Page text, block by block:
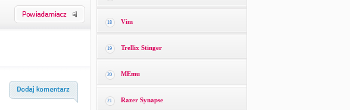
18 Vim
19 Trellix Stinger
20 MEmu
21 Razer Synapse